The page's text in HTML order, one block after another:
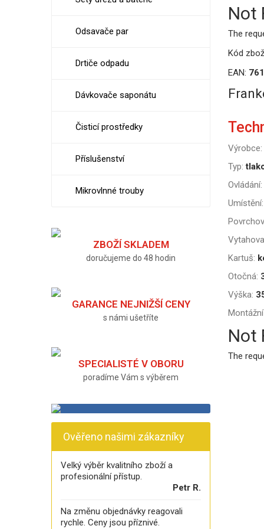
Not
The
Kód
EAN:
Výrobce:
Typ:
Ovládání:
Umístění:
Kartuš:
Otočná:
Výška:
Not
The
Odsavače par
Drtiče odpadu
Dávkovače saponátu
Čisticí prostředky
Příslušenství
Mikrovlnné trouby
ZBOŽÍ SKLADEM
doručujeme do 48 hodin
GARANCE NEJNIŽŠÍ CENY
s námi ušetříte
SPECIALISTÉ V OBORU
poradíme Vám s výběrem
Ověřeno našimi zákazníky
Velký výběr kvalitního zboží a
profesionální přístup.
Petr R.
Na změnu objednávky reagovali
rychle. Ceny jsou příznivé.